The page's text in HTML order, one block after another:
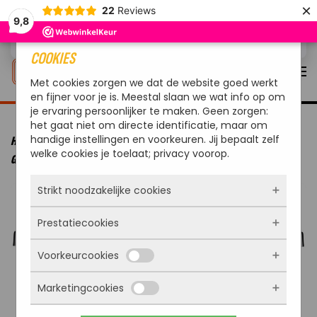
9,8
22 Reviews ×
Overslaan en naar de inhoud gaan
HOME MERKEN OUTDOORCHEF
OUTDOORCHEF BARBECUE
GAS DUALCHEF 425 G 30 MBAR
COOKIES
Met cookies zorgen we dat de website goed werkt
en fijner voor je is. Meestal slaan we wat info op om
je ervaring persoonlijker te maken. Geen zorgen:
het gaat niet om directe identificatie, maar om
handige instellingen en voorkeuren. Jij bepaalt zelf
welke cookies je toelaat; privacy voorop.
Strikt noodzakelijke cookies
Deze cookies zorgen ervoor dat de website
überhaupt werkt. Ze zijn dus altijd actief en
kunnen niet worden uitgezet. Meestal worden
ze alleen geplaatst als jij iets doet, zoals
inloggen, een formulier invullen of je
privacyvoorkeuren opslaan. Je kunt je browser
zo instellen dat hij deze cookies blokkeert of je
Prestatiecookies
Met deze cookies zien we hoe vaak onze site
bezocht wordt, waar bezoekers vandaan
komen en welke pagina’s populair zijn. Zo
kunnen we de website blijven verbeteren.
Voorkeurcookies
Deze cookies onthouden jouw voorkeuren.
Bijvoorbeeld taalkeuze of ingevulde gegevens.
Marketingcookies